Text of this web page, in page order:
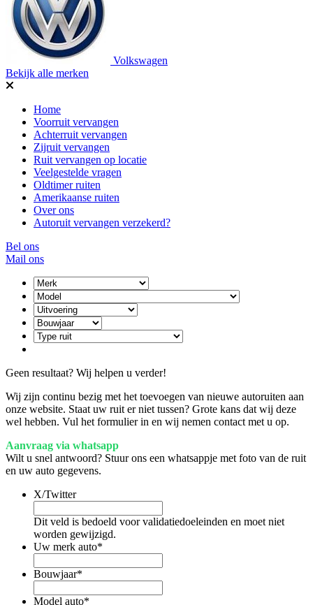
Volkswagen
Bekijk alle merken
Home
Voorruit vervangen
Achterruit vervangen
Zijruit vervangen
Ruit vervangen op locatie
Veelgestelde vragen
Oldtimer ruiten
Amerikaanse ruiten
Over ons
Autoruit vervangen verzekerd?
Bel ons
Mail ons
Geen resultaat? Wij helpen u verder!
Wij zijn continu bezig met het toevoegen van nieuwe autoruiten aan
onze website. Staat uw ruit er niet tussen? Grote kans dat wij deze
wel hebben. Vul het formulier in en wij nemen contact met u op.
Aanvraag via whatsapp
Wilt u snel antwoord? Stuur ons een whatsappje met foto van de ruit
en uw auto gegevens.
X/Twitter
Dit veld is bedoeld voor validatiedoeleinden en moet niet
worden gewijzigd.
Uw merk auto*
Bouwjaar*
Model auto*